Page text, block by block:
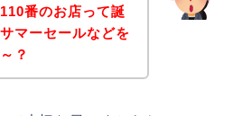
番のお店って誕
マーセールなどを
？